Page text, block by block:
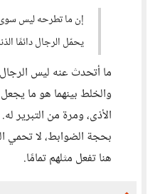
إن ما تطرحه ليس
يحمّل الرجال دائمًا
ما أتحدث عنه ليس
والخلط بينهما هو ما
الأذى، ومرة من التبرير
بحجة الضوابط، لا تحمي
هنا تفعل مثلهم تمامًا.